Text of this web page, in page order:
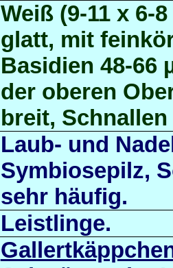
Weiß (9-11 x 6-
glatt, mit
Basidien 48-66
der oberen
breit,
Laub- und
Symbiosepilz,
sehr häufig.
Leistlinge.